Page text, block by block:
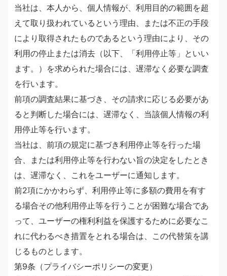
当社は、本人から、個人情報が、利用目的の範囲を超
えて取り扱われているという理由、または不正の手段
により取得されたものであるという理由により、その
利用の停止または消去（以下、「利用停止等」といい
ます。）を求められた場合には、遅滞なく必要な調査
を行います。
前項の調査結果に基づき、その請求に応じる必要があ
ると判断した場合には、遅滞なく、当該個人情報の利
用停止等を行います。
当社は、前項の規定に基づき利用停止等を行った場
合、または利用停止等を行わない旨の決定をしたとき
は、遅滞なく、これをユーザーに通知します。
前2項にかかわらず、利用停止等に多額の費用を有す
る場合その他利用停止等を行うことが困難な場合であ
って、ユーザーの権利利益を保護するために必要なこ
れに代わるべき措置をとれる場合は、この代替策を講
じるものとします。
第9条（プライバシーポリシーの変更）